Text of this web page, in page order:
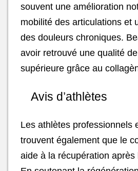
souvent une amélioration
mobilité des articulations et
des douleurs chroniques.
avoir retrouvé une qualité
supérieure grâce au
Avis d’athlètes
Les athlètes professionnels
trouvent également que le
aide à la récupération après